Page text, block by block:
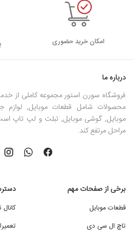
امکان خرید حضوری
درباره ما
فروشگاه سورن استور مجموعه کاملی از
محصولات شامل قطعات موبایل, لوازم
موبایل, گوشی موبایل, تبلت و لپ تاپ است
مراحل مرتفع کند.
برخی از صفحات مهم
قطعات موبایل
تاچ ال سی دی
کانال